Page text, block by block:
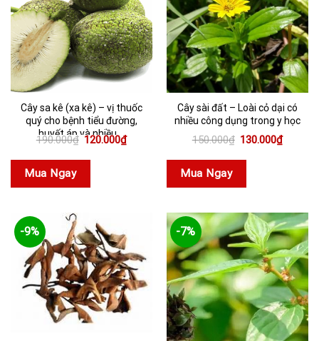
Cây sa kê (xa kê) – vị thuốc
quý cho bệnh tiểu đường,
huyết áp và nhiều ...
190.000₫ Giá
là:
120.000₫Giá
hiện
Mua Ngay
Cây sài đất – Loài cỏ dại có
nhiều công dụng trong y học
150.000₫ Giá
là:
130.000₫Giá
hiện
Mua Ngay
-9% -7%